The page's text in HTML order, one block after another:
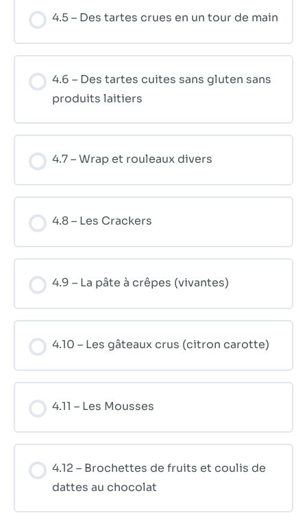
4.5 – Des tartes crues en un tour de main
4.6 – Des tartes cuites sans gluten sans
produits laitiers
4.7 – Wrap et rouleaux divers
4.8 – Les Crackers
4.9 – La pâte à crêpes (vivantes)
4.10 – Les gâteaux crus (citron carotte)
4.11 – Les Mousses
4.12 – Brochettes de fruits et coulis de
dattes au chocolat